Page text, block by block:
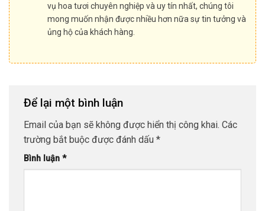
vụ hoa tươi chuyên nghiệp và uy tín nhất, chúng tôi
mong muốn nhận được nhiều hơn nữa sự tin tưởng và
ủng hộ của khách hàng.
Để lại một bình luận
Email của bạn sẽ không được hiển thị công khai. Các
trường bắt buộc được đánh dấu *
Bình luận *